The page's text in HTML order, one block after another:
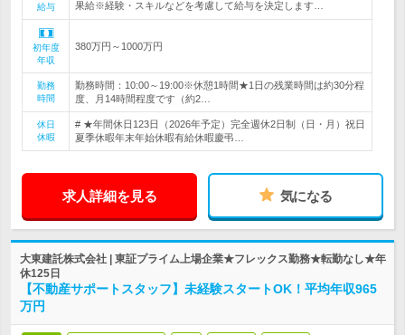
給与
果給※経験・スキルなどを考慮して給与を決定します…
初年度
年収
380万円～1000万円
勤務
時間
勤務時間：10:00～19:00※休憩1時間★1日の残業時間は約30分程
度、月14時間程度です（約2…
休日
休暇
# ★年間休日123日（2026年予定）完全週休2日制（日・月）祝日
夏季休暇年末年始休暇有給休暇慶弔…
求人詳細を見る 気になる
大東建託株式会社 | 東証プライム上場企業★フレックス勤務★転勤なし★年
休125日
【不動産サポートスタッフ】未経験スタートOK！平均年収965
万円